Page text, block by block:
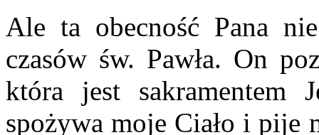
Ale ta obecność Pana
czasów św. Pawła. On
która jest sakramentem
spożywa moje Ciało i pije